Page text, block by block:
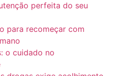
perfeita do seu
para recomeçar com
o cuidado no